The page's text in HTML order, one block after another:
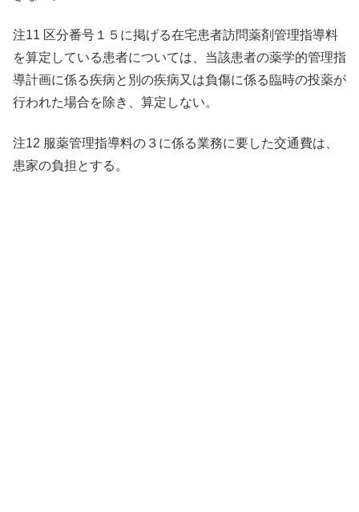
注11 区分番号１５に掲げる在宅患者訪問薬剤管理指導料
を算定している患者については、当該患者の薬学的管理指
導計画に係る疾病と別の疾病又は負傷に係る臨時の投薬が
行われた場合を除き、算定しない。
注12 服薬管理指導料の３に係る業務に要した交通費は、
患家の負担とする。